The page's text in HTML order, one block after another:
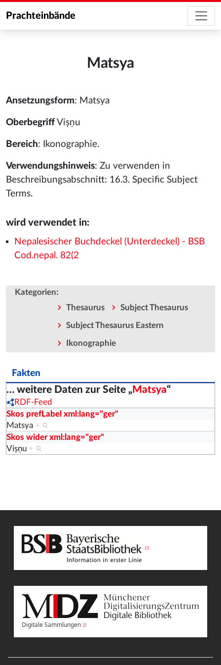
Prachteinbände
Matsya
Ansetzungsform: Matsya
Oberbegriff Viṣṇu
Bereich: Ikonographie.
Verwendungshinweis: Zu verwenden in
Beschreibungsabschnitt: 16.3. Specific Subject
Terms.
wird verwendet in:
Nepalesischer Buchdeckel (Unterdeckel) - BSB
Cod.nepal. 82(2
Kategorien:
Thesaurus Subject Thesaurus
Subject Thesaurus Eastern
Ikonographie
Fakten
… weitere Daten zur Seite „Matsya“
RDF-Feed
Skos prefLabel xml:lang="ger"
Matsya +
Skos wider xml:lang="ger"
Viṣṇu +
Digitale Sammlungen